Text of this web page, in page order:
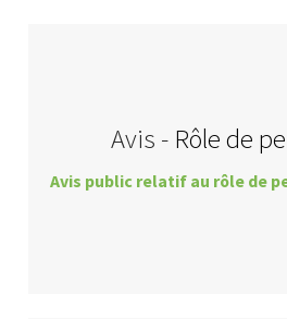
Avis - Rôle de
Avis public relatif au rôle de